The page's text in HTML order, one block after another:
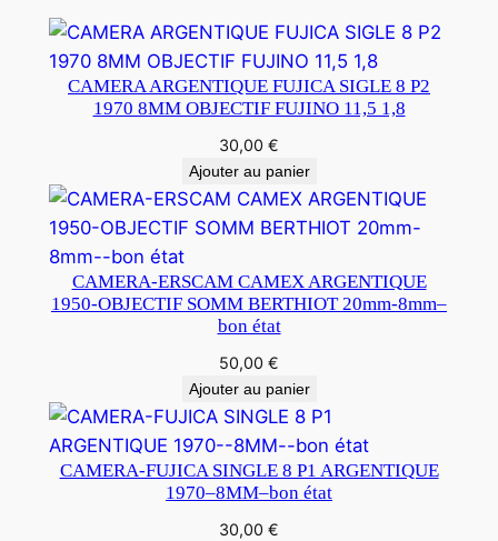
CAMERA ARGENTIQUE FUJICA SIGLE 8 P2
1970 8MM OBJECTIF FUJINO 11,5 1,8
30,00 €
Ajouter au panier
CAMERA-ERSCAM CAMEX ARGENTIQUE
1950-OBJECTIF SOMM BERTHIOT 20mm-8mm–
bon état
50,00 €
Ajouter au panier
CAMERA-FUJICA SINGLE 8 P1 ARGENTIQUE
1970–8MM–bon état
30,00 €